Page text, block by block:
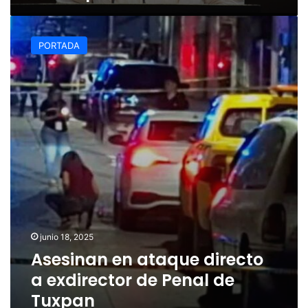
Asesinan
en
ataque
directo
a
exdirector
de
Penal
de
PORTADA
junio 18, 2025
Asesinan en ataque directo
a exdirector de Penal de
Tuxpan